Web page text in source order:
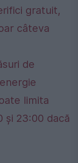
gratuit,
câteva
de
limita
și 23:00 dacă